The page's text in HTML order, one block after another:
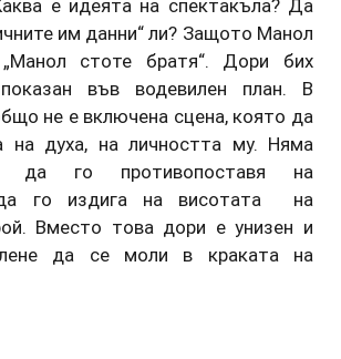
е идеята на спектакъла? Да
им данни“ ли? Защото Манол
стоте братя“. Дори бих
във водевилен план. В
не е включена сцена, която да
на духа, на личността му. Няма
да го противопоставя на
да го издига на висотата на
Вместо това дори е унизен и
да се моли в краката на